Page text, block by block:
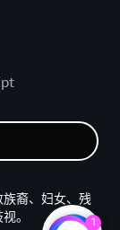
裔、妇女、残
。
1